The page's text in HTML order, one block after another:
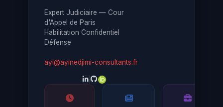
Expert Judiciaire — Cour
d'Appel de Paris
Habilitation Confidentiel
Défense
ayi@ayinedjimi-consultants.fr